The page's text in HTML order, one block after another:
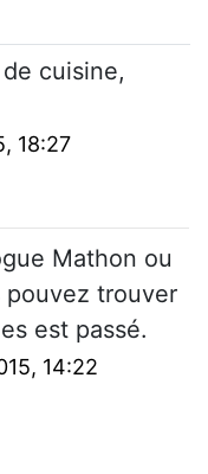
cuisine,
18:27
Mathon ou
pouvez trouver
est passé.
14:22